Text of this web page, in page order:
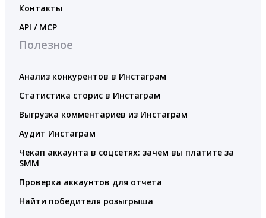
Контакты
API / MCP
Полезное
Анализ конкурентов в Инстаграм
Статистика сторис в Инстаграм
Выгрузка комментариев из Инстаграм
Аудит Инстаграм
Чекап аккаунта в соцсетях: зачем вы платите за
SMM
Проверка аккаунтов для отчета
Найти победителя розыгрыша